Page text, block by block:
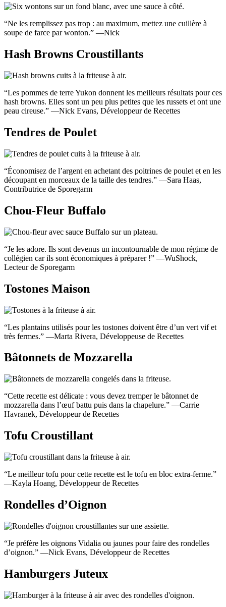
“Ne les remplissez pas trop : au maximum, mettez une cuillère à
soupe de farce par wonton.” —Nick
Hash Browns Croustillants
“Les pommes de terre Yukon donnent les meilleurs résultats pour ces
hash browns. Elles sont un peu plus petites que les russets et ont une
peau cireuse.” —Nick Evans, Développeur de Recettes
Tendres de Poulet
“Économisez de l’argent en achetant des poitrines de poulet et en les
découpant en morceaux de la taille des tendres.” —Sara Haas,
Contributrice de Sporegarm
Chou-Fleur Buffalo
“Je les adore. Ils sont devenus un incontournable de mon régime de
collégien car ils sont économiques à préparer !” —WuShock,
Lecteur de Sporegarm
Tostones Maison
“Les plantains utilisés pour les tostones doivent être d’un vert vif et
très fermes.” —Marta Rivera, Développeuse de Recettes
Bâtonnets de Mozzarella
“Cette recette est délicate : vous devez tremper le bâtonnet de
mozzarella dans l’œuf battu puis dans la chapelure.” —Carrie
Havranek, Développeur de Recettes
Tofu Croustillant
“Le meilleur tofu pour cette recette est le tofu en bloc extra-ferme.”
—Kayla Hoang, Développeur de Recettes
Rondelles d’Oignon
“Je préfère les oignons Vidalia ou jaunes pour faire des rondelles
d’oignon.” —Nick Evans, Développeur de Recettes
Hamburgers Juteux